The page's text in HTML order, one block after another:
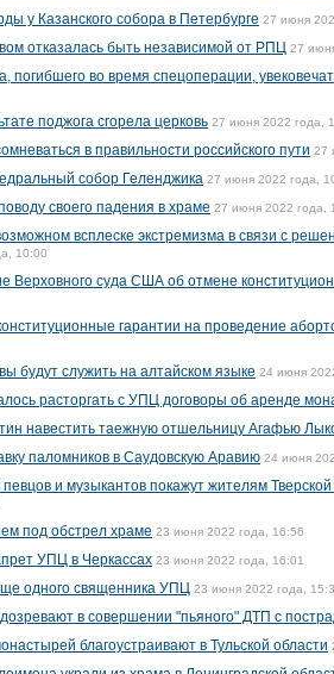
у Казанского собора в Петербурге 27 июня
отказалась быть независимой от РПЦ 27
погибшего во время спецоперации,
поджога сгорела церковь 27 июня 2022 года,
в правильности российского пути 27
собор Геленджика 27 июня 2022 года,
своего падения в храме 27 июня 2022 года,
всплеске экстремизма в связи с
10:00
Верховного суда США об отмене
гарантии на проведение
будут служить на алтайском языке 24 июня
расторгать с УПЦ договоры об аренде
навестить таежную отшельницу Агафью
паломников в Саудовскую Аравию 24 июня
и музыкантов покажут жителям
под обстрел храме 23 июня 2022 года, 16:56
УПЦ в Черкассах 23 июня 2022 года, 16:01
одного священника УПЦ 23 июня 2022 года,
в совершении "пьяного" ДТП с
благоустраивают в Тульской области